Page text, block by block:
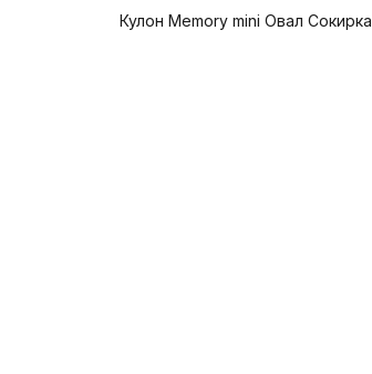
Кулон Memory mini Овал Сокирка